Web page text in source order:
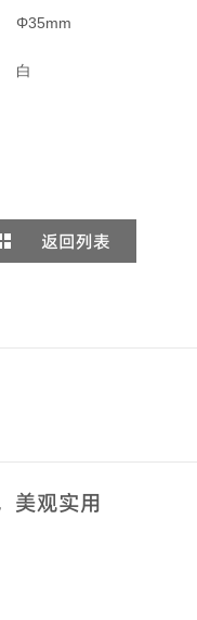
Φ35mm
白
返回列表
美观实用